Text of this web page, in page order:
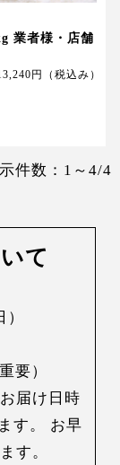
業者様・店舗
円 （税込み）
件数：1～4/4
て
要）
届け日時
す。 お早
す。